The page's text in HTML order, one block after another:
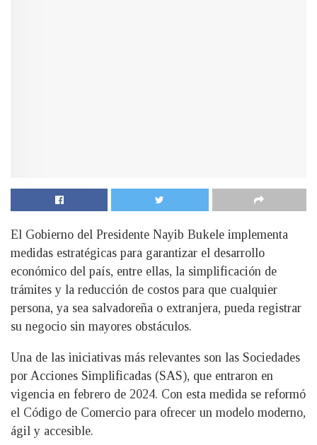
El Gobierno del Presidente Nayib Bukele implementa
medidas estratégicas para garantizar el desarrollo
económico del país, entre ellas, la simplificación de
trámites y la reducción de costos para que cualquier
persona, ya sea salvadoreña o extranjera, pueda registrar
su negocio sin mayores obstáculos.
Una de las iniciativas más relevantes son las Sociedades
por Acciones Simplificadas (SAS), que entraron en
vigencia en febrero de 2024. Con esta medida se reformó
el Código de Comercio para ofrecer un modelo moderno,
ágil y accesible.